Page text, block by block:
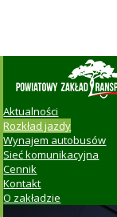
Aktualności
Rozkład jazdy
Wynajem autobusów
Sieć komunikacyjna
Cennik
Kontakt
O zakładzie